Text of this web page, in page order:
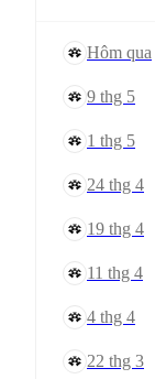
Hôm qua
9 thg 5
1 thg 5
24 thg 4
19 thg 4
11 thg 4
4 thg 4
22 thg 3